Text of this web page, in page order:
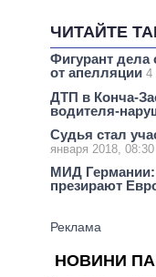
ЧИТАЙТЕ
Фигурант дела
от апелляции 4
ДТП в Конча-
водителя-
Судья стал
января 2018, 08:30
МИД
презирают